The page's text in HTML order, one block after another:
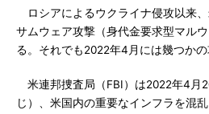
ロシアによるウクライナ侵攻以来
サムウェア攻撃（身代金要求型マル
る。それでも2022年4月には幾つかの
米連邦捜査局（FBI）は2022年4月
じ）、米国内の重要なインフラを混